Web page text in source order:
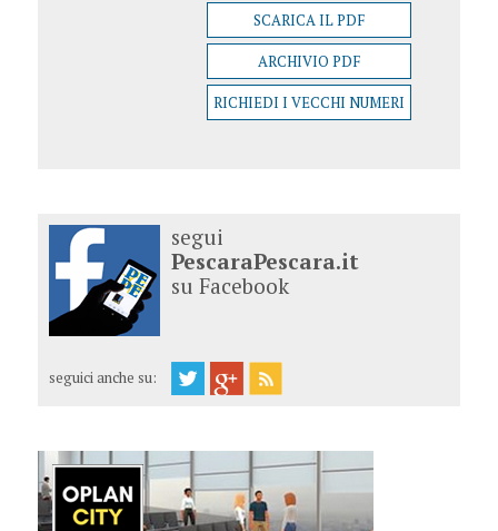
SCARICA IL PDF
ARCHIVIO PDF
RICHIEDI I VECCHI NUMERI
segui
PescaraPescara.it
su Facebook
seguici anche su: